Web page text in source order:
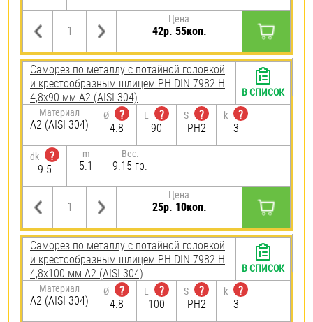
Цена:
42р. 55коп.
Саморез по металлу с потайной головкой
и крестообразным шлицем PH DIN 7982 H
4,8х90 мм А2 (AISI 304)
Материал
А2 (AISI 304)
Ø
?
4.8
L
?
90
S
?
PH2
k
?
3
dk
?
9.5
m
5.1
Вес:
9.15 гр.
Цена:
25р. 10коп.
В СПИСОК
Саморез по металлу с потайной головкой
и крестообразным шлицем PH DIN 7982 H
4,8х100 мм А2 (AISI 304)
Материал
А2 (AISI 304)
Ø
?
4.8
L
?
100
S
?
PH2
k
?
3
В СПИСОК